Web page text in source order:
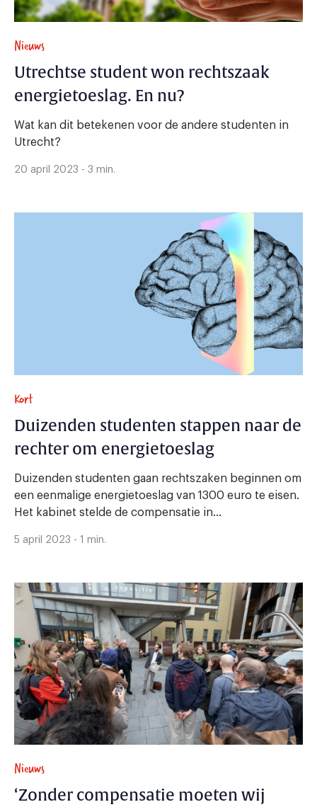
Nieuws
Utrechtse student won rechtszaak
energietoeslag. En nu?
Wat kan dit betekenen voor de andere studenten in
Utrecht?
20 april 2023 - 3 min.
Kort
Duizenden studenten stappen naar de
rechter om energietoeslag
Duizenden studenten gaan rechtszaken beginnen om
een eenmalige energietoeslag van 1300 euro te eisen.
Het kabinet stelde de compensatie in...
5 april 2023 - 1 min.
Nieuws
‘Zonder compensatie moeten wij